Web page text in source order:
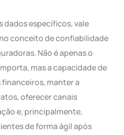
dados específicos, vale
conceito de confiabilidade
Não é apenas o
mas a capacidade de
manter a
oferecer canais
e, principalmente,
de forma ágil após